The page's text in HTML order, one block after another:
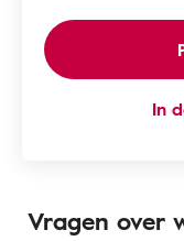
In
Vragen over